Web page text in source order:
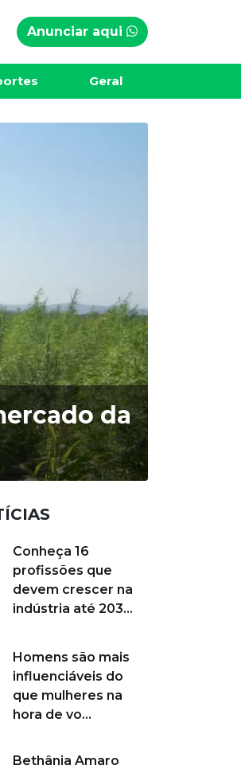
Anunciar aqui
Geral
da
Conheça 16
profissões que
devem crescer na
indústria até 203...
Homens são mais
influenciáveis do
que mulheres na
hora de vo...
Bethânia Amaro